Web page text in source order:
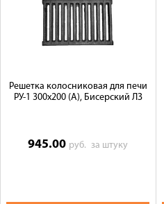
Решетка колосниковая для печи
РУ-1 300х200 (А), Бисерский ЛЗ
945.00 руб.за штуку